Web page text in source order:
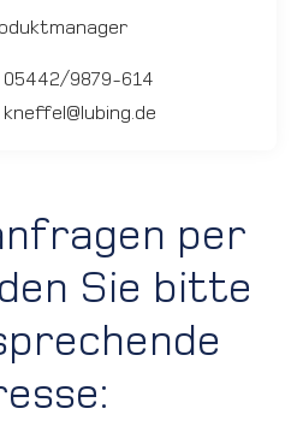
05442/9879-614
kneffel@lubing.de
per
Sie bitte